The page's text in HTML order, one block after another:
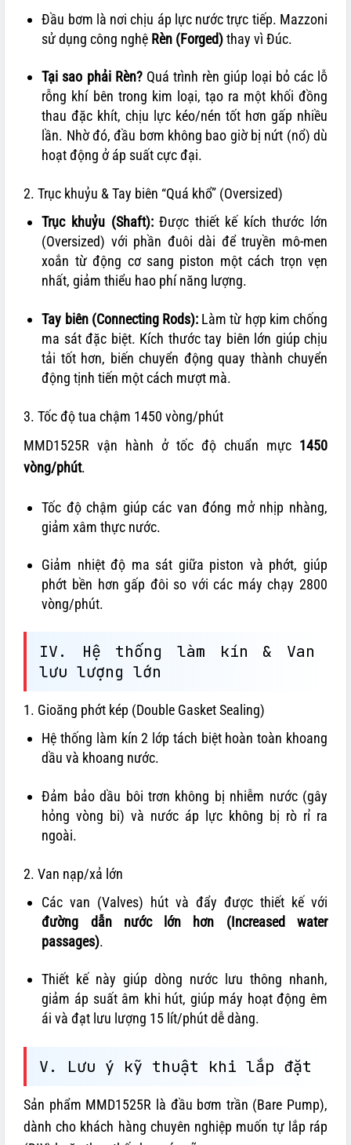
Đầu bơm là nơi chịu áp lực nước trực tiếp. Mazzoni
sử dụng công nghệ Rèn (Forged)thay vì Đúc.
Tại sao phải Rèn?Quá trình rèn giúp loại bỏ các lỗ
rỗng khí bên trong kim loại, tạo ra một khối đồng
thau đặc khít, chịu lực kéo/nén tốt hơn gấp nhiều
lần. Nhờ đó, đầu bơm không bao giờ bị nứt (nổ) dù
hoạt động ở áp suất cực đại.
2. Trục khuỷu & Tay biên “Quá khổ” (Oversized)
Trục khuỷu (Shaft):Được thiết kế kích thước lớn
(Oversized) với phần đuôi dài để truyền mô-men
xoắn từ động cơ sang piston một cách trọn vẹn
nhất, giảm thiểu hao phí năng lượng.
Tay biên (Connecting Rods): Làm từ hợp kim chống
ma sát đặc biệt. Kích thước tay biên lớn giúp chịu
tải tốt hơn, biến chuyển động quay thành chuyển
động tịnh tiến một cách mượt mà.
3. Tốc độ tua chậm 1450 vòng/phút
MMD1525R vận hành ở tốc độ chuẩn mực 1450
vòng/phút.
Tốc độ chậm giúp các van đóng mở nhịp nhàng,
giảm xâm thực nước.
Giảm nhiệt độ ma sát giữa piston và phớt, giúp
phớt bền hơn gấp đôi so với các máy chạy 2800
vòng/phút.
IV. Hệ thống làm kín & Van
lưu lượng lớn
1. Gioăng phớt kép (Double Gasket Sealing)
Hệ thống làm kín 2 lớp tách biệt hoàn toàn khoang
dầu và khoang nước.
Đảm bảo dầu bôi trơn không bị nhiễm nước (gây
hỏng vòng bi) và nước áp lực không bị rò rỉ ra
ngoài.
2. Van nạp/xả lớn
Các van (Valves) hút và đẩy được thiết kế với
đường dẫn nước lớn hơn (Increased water
passages).
Thiết kế này giúp dòng nước lưu thông nhanh,
giảm áp suất âm khi hút, giúp máy hoạt động êm
ái và đạt lưu lượng 15 lít/phút dễ dàng.
V. Lưu ý kỹ thuật khi lắp đặt
Sản phẩm MMD1525R là đầu bơm trần (Bare Pump),
dành cho khách hàng chuyên nghiệp muốn tự lắp ráp